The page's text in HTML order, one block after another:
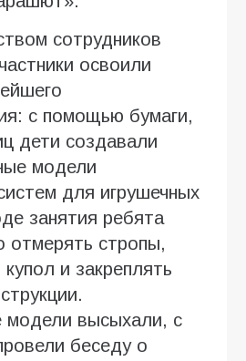
сотрудников
освоили
с помощью бумаги,
дети создавали
модели
для игрушечных
занятия ребята
отмерять стропы,
и закреплять
модели высыхали, с
беседу о